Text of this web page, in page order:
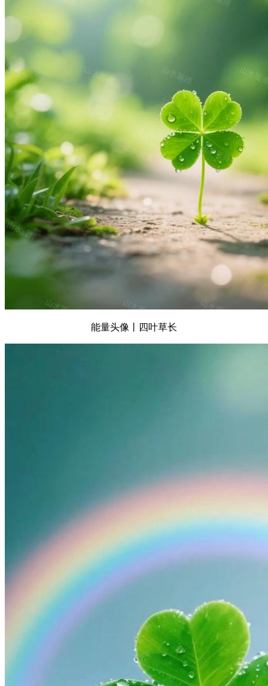
能量头像丨四叶草长